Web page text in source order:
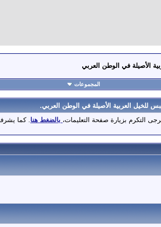
الأصيلة في الوطن العربي
المجموعات
للخيل العربية الأصيلة في الوطن العربي.
التكرم بزيارة صفحة التعليمات، بالضغط هنا. كما